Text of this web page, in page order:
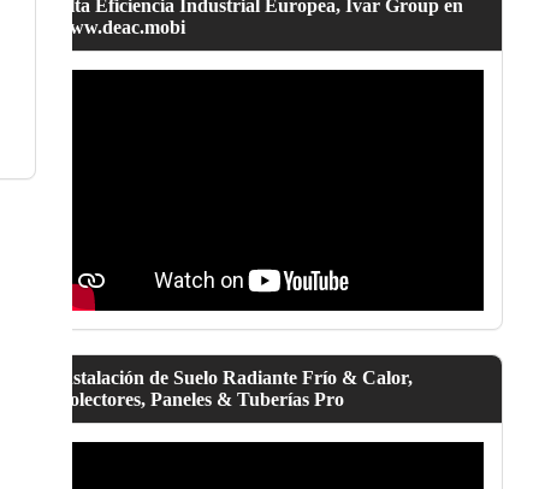
Alta Eficiencia Industrial Europea, Ivar Group en
www.deac.mobi
Instalación de Suelo Radiante Frío & Calor,
Colectores, Paneles & Tuberías Pro